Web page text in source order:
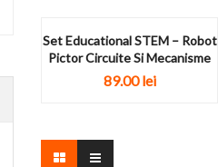
Set Educational STEM – Robot
Pictor Circuite Si Mecanisme
89.00lei